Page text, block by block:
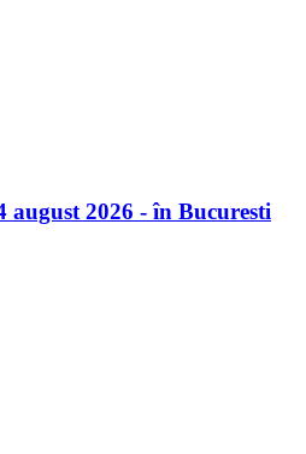
august 2026 - în Bucuresti